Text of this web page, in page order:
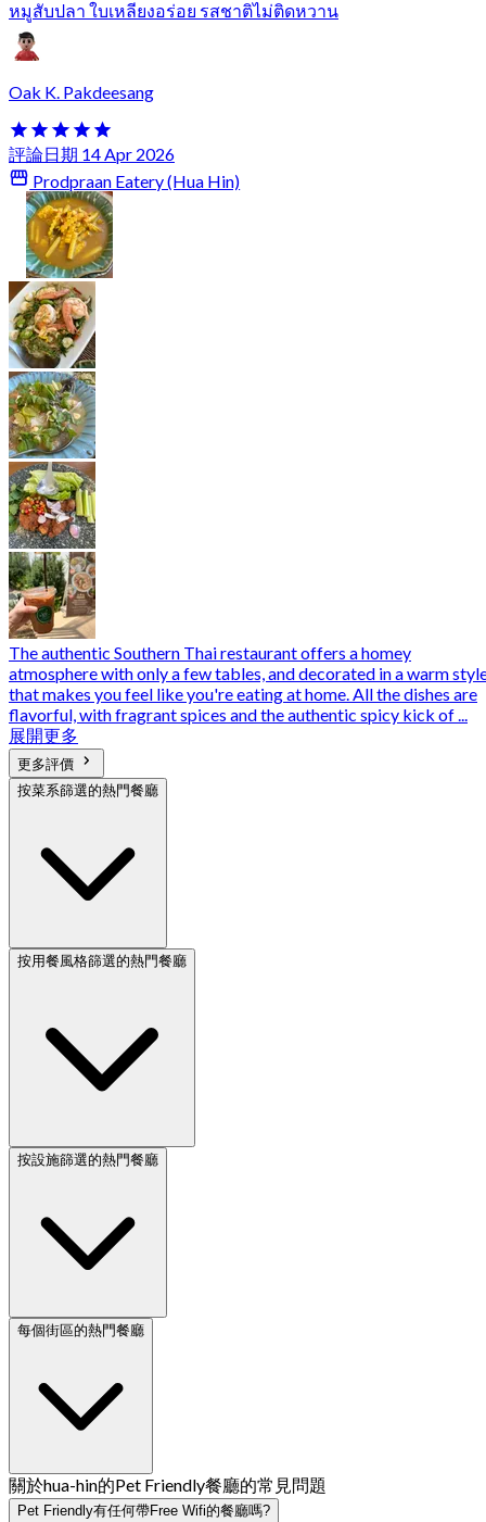
หมูสับปลา ใบเหลียงอร่อย รสชาติไม่ติดหวาน
Oak K. Pakdeesang
評論日期 14 Apr 2026
Prodpraan Eatery (Hua Hin)
The authentic Southern Thai restaurant offers a homey
atmosphere with only a few tables, and decorated in a warm
that makes you feel like you're eating at home. All the dishes are
flavorful, with fragrant spices and the authentic spicy kick of ...
展開更多
更多評價
按菜系篩選的熱門餐廳
按用餐風格篩選的熱門餐廳
按設施篩選的熱門餐廳
每個街區的熱門餐廳
關於hua-hin的Pet Friendly餐廳的常見問題
Pet Friendly有任何帶Free Wifi的餐廳嗎?